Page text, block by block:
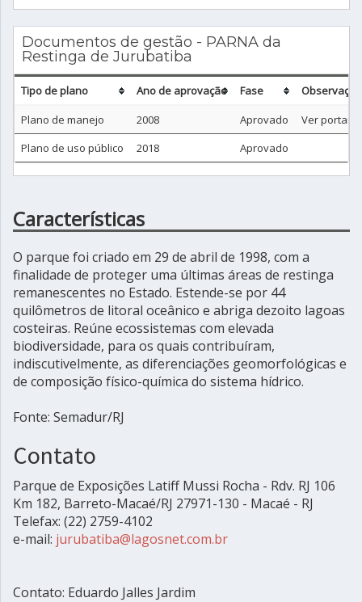
Documentos de gestão - PARNA da
Restinga de Jurubatiba
Tipo de plano Ano de aprovação Fase
Observação
Plano de manejo
2008 Aprovado
Ver
Plano de uso público
2018 Aprovado
Características
O parque foi criado em 29 de abril de 1998, com a
finalidade de proteger uma últimas áreas de restinga
remanescentes no Estado. Estende-se por 44
quilômetros de litoral oceânico e abriga dezoito lagoas
costeiras. Reúne ecossistemas com elevada
biodiversidade, para os quais contribuíram,
indiscutivelmente, as diferenciações geomorfológicas e
de composição físico-química do sistema hídrico.
Fonte: Semadur/RJ
Contato
Parque de Exposições Latiff Mussi Rocha - Rdv. RJ 106
Km 182, Barreto-Macaé/RJ 27971-130 - Macaé - RJ
Telefax: (22) 2759-4102
e-mail: jurubatiba@lagosnet.com.br
Contato: Eduardo Jalles Jardim